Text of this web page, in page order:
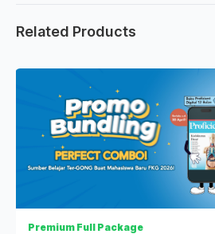
Related Products
Premium Full Package